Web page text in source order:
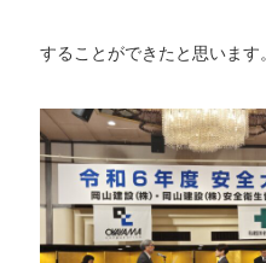
することができたと思います。